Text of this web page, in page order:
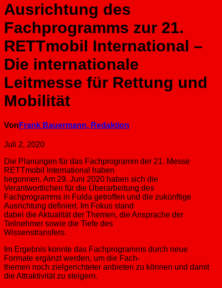
Ausrichtung des
Fachprogramms zur 21.
RETTmobil International –
Die internationale
Leitmesse für Rettung und
Mobilität
Von Frank Bauermann, Redaktion
Juli 2, 2020
Die Planungen für das Fachprogramm der 21. Messe
RETTmobil International haben
begonnen. Am 29. Juni 2020 haben sich die
Verantwortlichen für die Überarbeitung des
Fachprogramms in Fulda getroffen und die zukünftige
Ausrichtung definiert. Im Fokus stand
dabei die Aktualität der Themen, die Ansprache der
Teilnehmer sowie die Tiefe des
Wissenstransfers.
Im Ergebnis konnte das Fachprogramms durch neue
Formate ergänzt werden, um die Fach-
themen noch zielgerichteter anbieten zu können und damit
die Attraktivität zu steigern.